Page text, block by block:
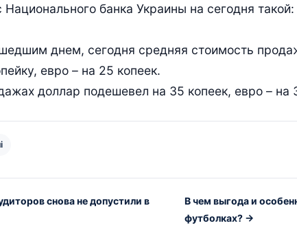
банка Украины на сегодня
днем, сегодня средняя стоимость
евро – на 25 копеек.
доллар подешевел на 35 копеек, евро – на
снова не допустили в
В чем выгода и
футболках? →